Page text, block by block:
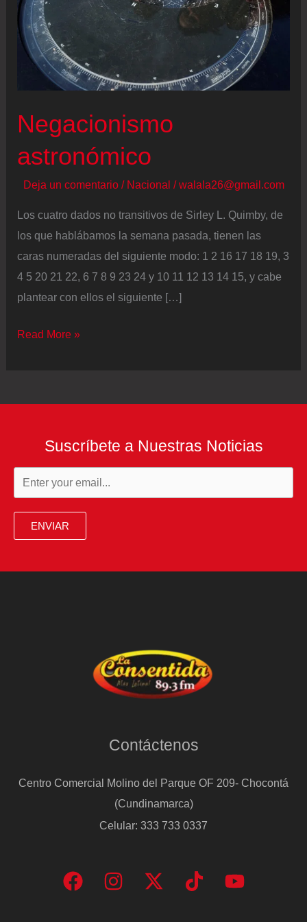
Negacionismo
astronómico
Deja un comentario / Nacional /walala26@gmail.com
Los cuatro dados no transitivos de Sirley L. Quimby, de
los que hablábamos la semana pasada, tienen las
caras numeradas del siguiente modo: 1 2 16 17 18 19, 3
4 5 20 21 22, 6 7 8 9 23 24 y 10 11 12 13 14 15, y cabe
plantear con ellos el siguiente […]
Negacionismo
Read More »
Suscríbete a Nuestras Noticias
ENVIAR
Contáctenos
Centro Comercial Molino del Parque OF 209- Chocontá
(Cundinamarca)
Celular: 333 733 0337